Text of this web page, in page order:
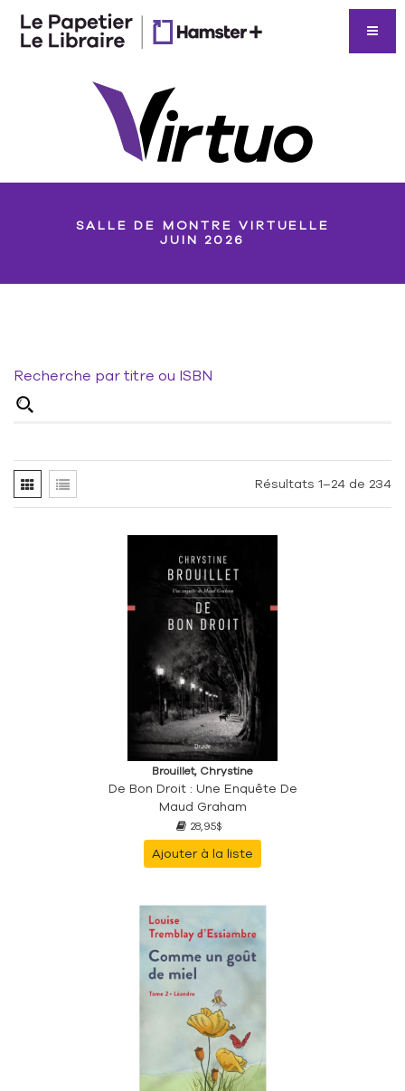
SALLE DE MONTRE VIRTUELLE
JUIN 2026
Recherche par titre ou ISBN
Résultats 1–24 de 234
Brouillet, Chrystine
De Bon Droit : Une Enquête De
Maud Graham
28,95$
Ajouter à la liste